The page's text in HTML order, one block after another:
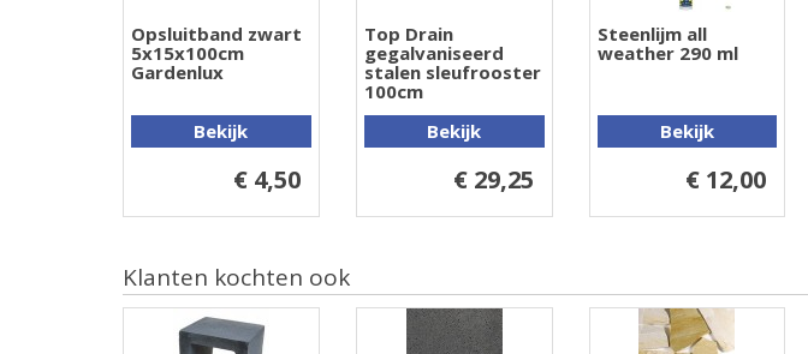
Opsluitband zwart
5x15x100cm
Gardenlux
Bekijk
€ 4,50
Top Drain
gegalvaniseerd
stalen sleufrooster
100cm
Bekijk
€ 29,25
Steenlijm all
weather 290 ml
Bekijk
€ 12,00
Klanten kochten ook